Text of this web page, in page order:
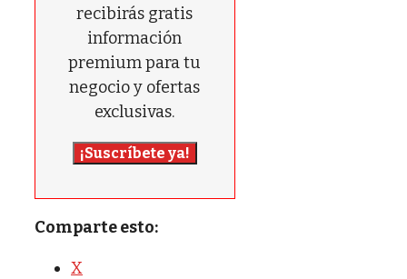
recibirás gratis
información
premium para tu
negocio y ofertas
exclusivas.
¡Suscríbete ya!
Comparte esto:
X